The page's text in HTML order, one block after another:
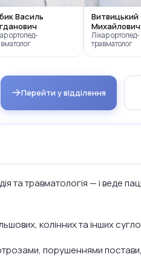
Василь
ортопед-
Витвицький
Михайлович
Лікар ортопед-
травматолог
Перейти у відділення
травматологія — і веде
колінних та інших
порушеннями